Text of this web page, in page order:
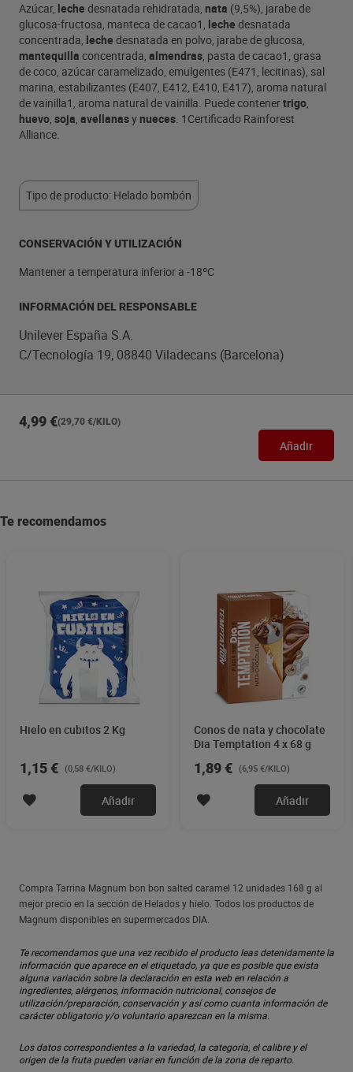
Azúcar, leche desnatada rehidratada, nata (9,5%), jarabe de
glucosa-fructosa, manteca de cacao1, leche desnatada
concentrada, leche desnatada en polvo, jarabe de glucosa,
mantequilla concentrada, almendras, pasta de cacao1, grasa
de coco, azúcar caramelizado, emulgentes (E471, lecitinas), sal
marina, estabilizantes (E407, E412, E410, E417), aroma natural
de vainilla1, aroma natural de vainilla. Puede contenertrigo,
huevo, soja, avellanasynueces. 1Certificado Rainforest
Alliance.
Tipo de producto: Helado bombón
CONSERVACIÓN Y UTILIZACIÓN
Mantener a temperatura inferior a -18ºC
INFORMACIÓN DEL RESPONSABLE
Unilever España S.A.
C/Tecnología 19, 08840 Viladecans (Barcelona)
4,99 €(29,70 €/KILO)
Añadir
Te recomendamos
Hielo en cubitos 2 Kg
1,15 € (0,58 €/KILO)
Añadir
Conos de nata y chocolate
Dia Temptation 4 x 68 g
1,89 € (6,95 €/KILO)
Añadir
Compra Tarrina Magnum bon bon salted caramel 12 unidades 168 g al
mejor precio en la sección de Helados y hielo. Todos los productos de
Magnum disponibles en supermercados DIA.
Te recomendamos que una vez recibido el producto leas detenidamente la
información que aparece en el etiquetado, ya que es posible que exista
alguna variación sobre la declaración en esta web en relación a
ingredientes, alérgenos, información nutricional, consejos de
utilización/preparación, conservación y así como cuanta información de
carácter obligatorio y/o voluntario aparezcan en la misma.
Los datos correspondientes a la variedad, la categoría, el calibre y el
origen de la fruta pueden variar en función de la zona de reparto.